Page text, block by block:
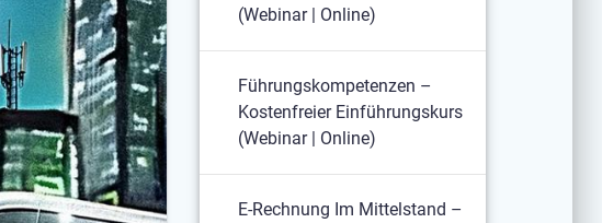
(Webinar | Online)
Führungskompetenzen –
Kostenfreier Einführungskurs
(Webinar | Online)
E-Rechnung Im Mittelstand –